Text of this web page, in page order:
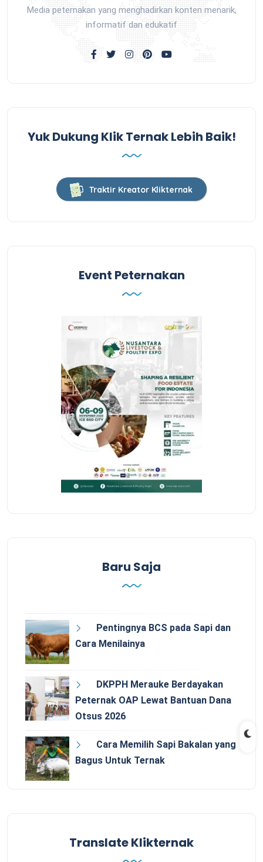
Media peternakan yang menghadirkan konten menarik,
informatif dan edukatif
Yuk Dukung Klik Ternak Lebih Baik!
Traktir Kreator Klikternak
Event Peternakan
Baru Saja
Pentingnya BCS pada Sapi dan
Cara Menilainya
DKPPH Merauke Berdayakan
Peternak OAP Lewat Bantuan Dana
Otsus 2026
Cara Memilih Sapi Bakalan yang
Bagus Untuk Ternak
Translate Klikternak